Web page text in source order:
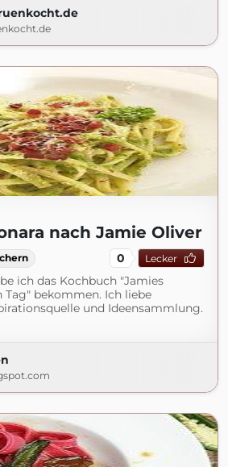
nach Jamie Oliver
0 Lecker
ich das Kochbuch "Jamies
Tag" bekommen. Ich liebe
und Ideensammlung.